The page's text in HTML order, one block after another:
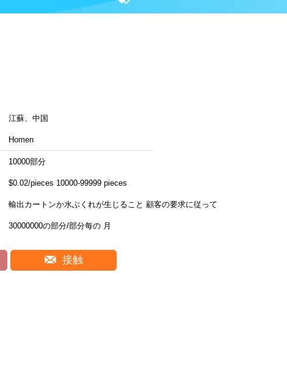
江蘇、中国
Homen
10000部分
$0.02/pieces 10000-99999 pieces
輸出カートンか水ぶくれが生じること 顧客の要求に従って
30000000の部分/部分每の 月
接触